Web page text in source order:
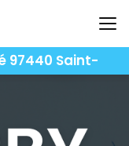
06 92 94 94
97440 Saint-